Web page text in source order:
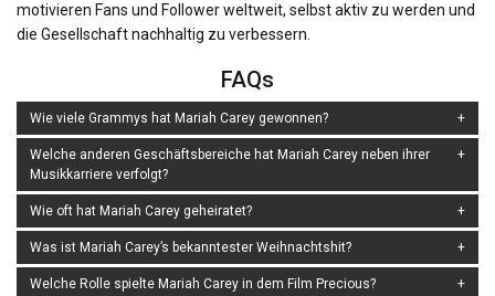
motivieren Fans und Follower weltweit, selbst aktiv zu werden und
die Gesellschaft nachhaltig zu verbessern.
FAQs
Wie viele Grammys hat Mariah Carey gewonnen?
Welche anderen Geschäftsbereiche hat Mariah Carey neben ihrer
Musikkarriere verfolgt?
Wie oft hat Mariah Carey geheiratet?
Was ist Mariah Carey’s bekanntester Weihnachtshit?
Welche Rolle spielte Mariah Carey in dem Film Precious?